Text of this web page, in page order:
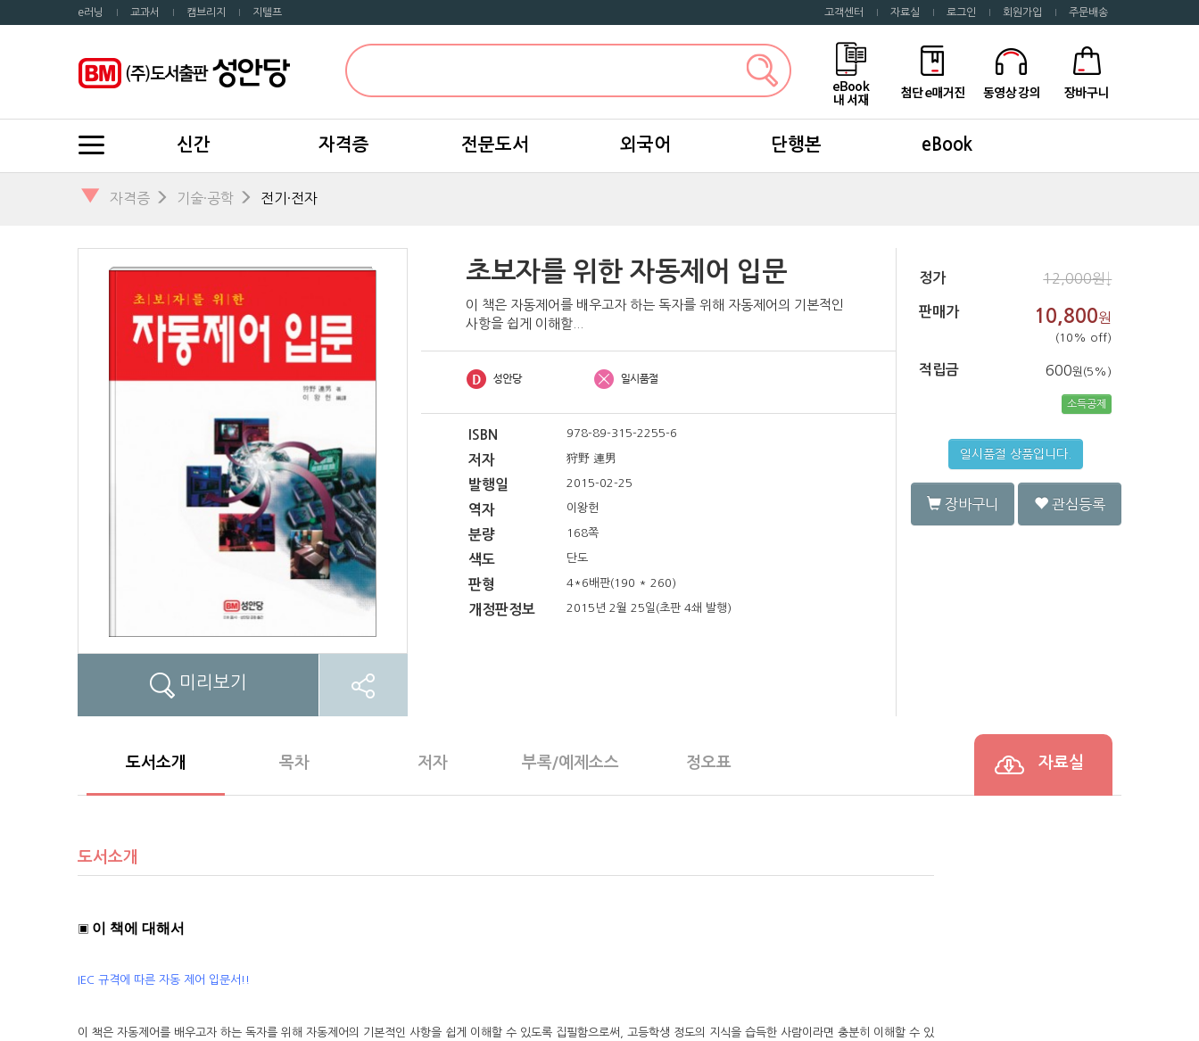
e러닝 교과서 캠브리지 지텔프 고객센터 자료실 로그인 회원가입 주문배송
신간 자격증 전문도서 외국어 단행본 eBook
▼ 자격증 기술·공학 전기·전자
미리보기
초보자를 위한 자동제어 입문
이 책은 자동제어를 배우고자 하는 독자를 위해 자동제어의 기본적인
사항을 쉽게 이해할...
ISBN 978-89-315-2255-6
저자 狩野 連男
발행일 2015-02-25
역자 이왕헌
분량 168쪽
색도 단도
판형 4*6배판(190 * 260)
개정판정보 2015년 2월 25일(초판 4쇄 발행)
정가 12,000원↓
판매가 10,800원
(10% off)
적립금 600원(5%)
소득공제
일시품절 상품입니다.
장바구니 관심등록
도서소개 목차 저자 부록/예제소스 정오표 자료실
도서소개
▣ 이 책에 대해서
IEC 규격에 따른 자동 제어 입문서!!
이 책은 자동제어를 배우고자 하는 독자를 위해 자동제어의 기본적인 사항을 쉽게 이해할 수 있도록 집필함으로써, 고등학생 정도의 지식을 습득한 사람이라면 충분히 이해할 수 있